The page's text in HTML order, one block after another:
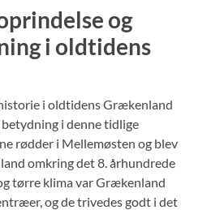
og
i oldtidens
i oldtidens Grækenland
i denne tidlige
rødder i Mellemøsten og blev
omkring det 8. århundrede
tørre klima var Grækenland
og de trivedes godt i det